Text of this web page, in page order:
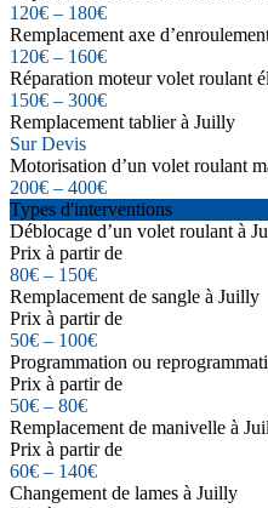
120€ – 180€
Remplacement axe
120€ – 160€
Réparation moteur volet roulant
150€ – 300€
Remplacement tablier à Juilly
Sur Devis
Motorisation d’un volet roulant
200€ – 400€
Types d'interventions
Déblocage d’un volet roulant à
Prix à partir de
80€ – 150€
Remplacement de sangle à Juilly
Prix à partir de
50€ – 100€
Programmation ou
Prix à partir de
50€ – 80€
Remplacement de manivelle à
Prix à partir de
60€ – 140€
Changement de lames à Juilly